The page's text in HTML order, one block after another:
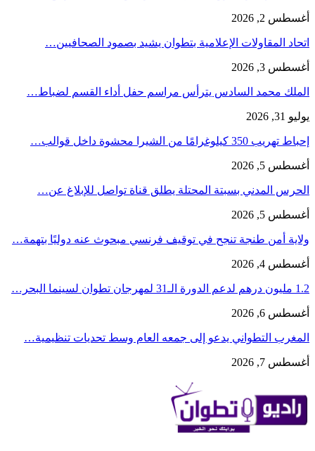
أغسطس 2, 2026
اتحاد المقاولات الإعلامية بتطوان يشيد بصمود الصحافيين…
أغسطس 3, 2026
الملك محمد السادس يترأس مراسم حفل أداء القسم لضباط…
يوليو 31, 2026
إحباط تهريب 350 كيلوغرامًا من الشيرا محشوة داخل قوالب…
أغسطس 5, 2026
الحرس المدني بسبتة المحتلة يطلق قناة تواصل للإبلاغ عن…
أغسطس 5, 2026
ولاية أمن طنجة تنجح في توقيف فرنسي مبحوث عنه دوليًا بتهمة…
أغسطس 4, 2026
1.2 مليون درهم لدعم الدورة الـ31 لمهرجان تطوان لسينما البحر…
أغسطس 6, 2026
المغرب التطواني يدعو إلى جمعه العام وسط تحديات تنظيمية…
أغسطس 7, 2026